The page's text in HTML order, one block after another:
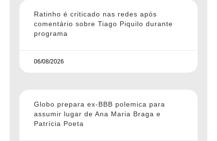
Ratinho é criticado nas redes após
comentário sobre Tiago Piquilo durante
programa
06/08/2026
Globo prepara ex-BBB polemica para
assumir lugar de Ana Maria Braga e
Patrícia Poeta